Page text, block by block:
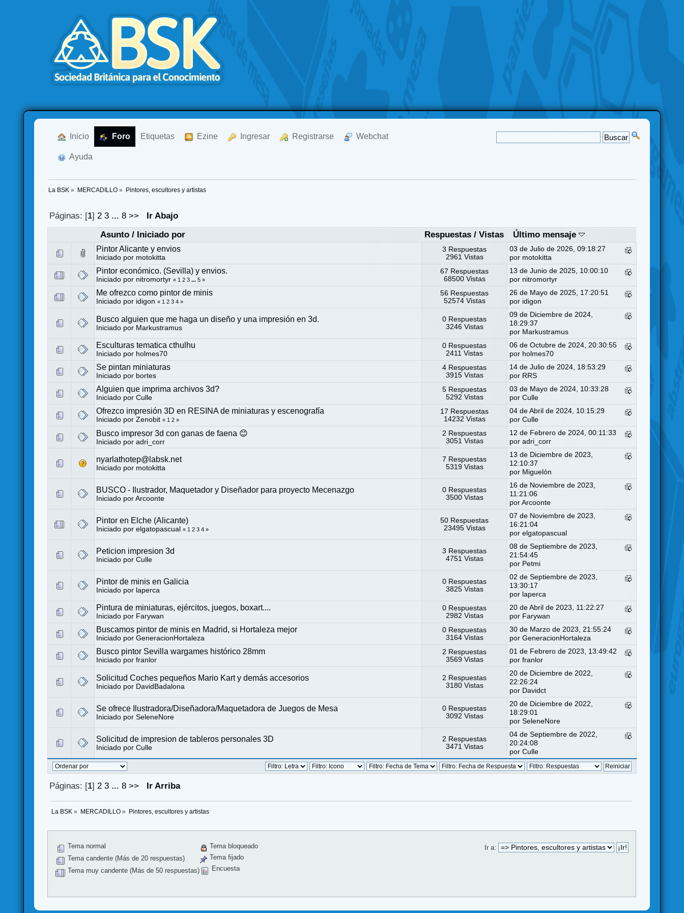
Inicio Foro Etiquetas Ezine Ingresar Registrarse Webchat
Ayuda
La BSK » MERCADILLO» Pintores, escultores y artistas
Páginas: [1] 2 3 ... 8 >>
Ir Abajo
Asunto/ Iniciado por Respuestas /Vistas Último mensaje
Pintor Alicante y envios
Iniciado por motokitta
3 Respuestas
2961 Vistas
03 de Julio de 2026, 09:18:27
por motokitta
Pintor económico. (Sevilla) y envios.
Iniciado por nitromortyr « 1 2 3 ...5 »
67 Respuestas
68500 Vistas
13 de Junio de 2025, 10:00:10
por nitromortyr
Me ofrezco como pintor de minis
Iniciado por idigon « 1 2 3 4 »
56 Respuestas
52574 Vistas
26 de Mayo de 2025, 17:20:51
por idigon
Busco alguien que me haga un diseño y una impresión en 3d.
Iniciado por Markustramus
0 Respuestas
3246 Vistas
09 de Diciembre de 2024,
18:29:37
por Markustramus
Esculturas tematica cthulhu
Iniciado por holmes70
0 Respuestas
2411 Vistas
06 de Octubre de 2024, 20:30:55
por holmes70
Se pintan miniaturas
Iniciado por bortes
4 Respuestas
3915 Vistas
14 de Julio de 2024, 18:53:29
por RRS
Alguien que imprima archivos 3d?
Iniciado porCulle
5 Respuestas
5292 Vistas
03 de Mayo de 2024, 10:33:28
porCulle
Ofrezco impresión 3D en RESINA de miniaturas y escenografía
Iniciado porZenobit « 1 2 »
17 Respuestas
14232 Vistas
04 de Abril de 2024, 10:15:29
porCulle
Busco impresor 3d con ganas de faena 😊
Iniciado poradri_corr
2 Respuestas
3051 Vistas
12 de Febrero de 2024, 00:11:33
poradri_corr
nyarlathotep@labsk.net
Iniciado por motokitta
7 Respuestas
5319 Vistas
13 de Diciembre de 2023,
12:10:37
por Miguelón
BUSCO - Ilustrador, Maquetador y Diseñador para proyecto Mecenazgo
Iniciado porArcoonte
0 Respuestas
3500 Vistas
16 de Noviembre de 2023,
11:21:06
porArcoonte
Pintor en Elche (Alicante)
Iniciado porelgatopascual « 1 2 3 4 »
50 Respuestas
23495 Vistas
07 de Noviembre de 2023,
16:21:04
porelgatopascual
Peticion impresion 3d
Iniciado porCulle
3 Respuestas
4751 Vistas
08 de Septiembre de 2023,
21:54:45
por Petmi
Pintor de minis en Galicia
Iniciado por laperca
0 Respuestas
3825 Vistas
02 de Septiembre de 2023,
13:30:17
por laperca
Pintura de miniaturas, ejércitos, juegos, boxart....
Iniciado por Farywan
0 Respuestas
2982 Vistas
20 de Abril de 2023, 11:22:27
por Farywan
Buscamos pintor de minis en Madrid, si Hortaleza mejor
Iniciado porGeneracionHortaleza
0 Respuestas
3164 Vistas
30 de Marzo de 2023, 21:55:24
porGeneracionHortaleza
Busco pintor Sevilla wargames histórico 28mm
Iniciado porfranlor
2 Respuestas
3569 Vistas
01 de Febrero de 2023, 13:49:42
porfranlor
Solicitud Coches pequeños Mario Kart y demás accesorios
Iniciado por DavidBadalona
2 Respuestas
3180 Vistas
20 de Diciembre de 2022,
22:26:24
por Davidct
Se ofrece Ilustradora/Diseñadora/Maquetadora de Juegos de Mesa
Iniciado porSeleneNore
0 Respuestas
3092 Vistas
20 de Diciembre de 2022,
18:29:01
porSeleneNore
Solicitud de impresion de tableros personales 3D
Iniciado porCulle
2 Respuestas
3471 Vistas
04 de Septiembre de 2022,
20:24:08
porCulle
Páginas: [1] 2 3 ... 8 >> Ir Arriba
La BSK » MERCADILLO» Pintores, escultores y artistas
Ir a:
Tema normal
Tema candente (Más de 20 respuestas)
Tema muy candente (Más de 50 respuestas)
Tema bloqueado
Tema fijado
Encuesta